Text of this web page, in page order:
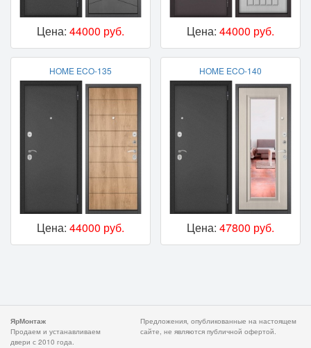
Цена: 44000 руб. Цена: 44000 руб.
HOME ECO-135
Цена: 44000 руб.
HOME ECO-140
Цена: 47800 руб.
ЯрМонтаж
Продаем и устанавливаем
двери с 2010 года.
Предложения, опубликованные на настоящем
сайте, не являются публичной офертой.